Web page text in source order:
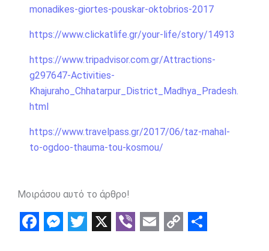
monadikes-giortes-pouskar-oktobrios-2017
https://www.clickatlife.gr/your-life/story/14913
https://www.tripadvisor.com.gr/Attractions-
g297647-Activities-
Khajuraho_Chhatarpur_District_Madhya_Pradesh.
html
https://www.travelpass.gr/2017/06/taz-mahal-
to-ogdoo-thauma-tou-kosmou/
Μοιράσου αυτό το άρθρο!